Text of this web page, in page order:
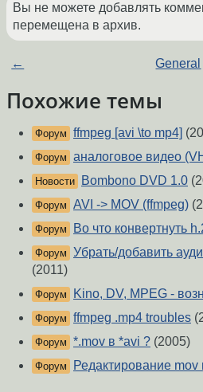
Вы не можете добавлять
перемещена в архив.
← General
Похожие темы
Форум ffmpeg [avi \to mp4]
Форум аналоговое видео
Новости Bombono DVD 1.0
Форум AVI -> MOV (ffmpeg)
Форум Во что конвертнуть
Форум Убрать/добавить
(2011)
Форум Kino, DV, MPEG -
Форум ffmpeg .mp4 troubles
Форум *.mov в *avi ? (2005)
Форум Редактирование mov